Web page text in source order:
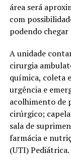
área será
com
podendo chegar
A unidade
cirurgia
química, coleta
urgência e
acolhimento de
cirúrgico;
sala de
farmácia e
(UTI) Pediátrica.